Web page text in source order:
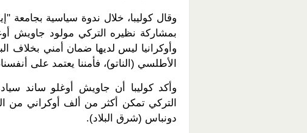
وقال كوليبا، خلال ندوة سياسية بجامعة
وأوكرانيا ليس لديها ضمان أمني بخلاف
الأطلسي (الناتو)، فأمننا يعتمد على
وأكد كوليبا أن جاويش أوغلو ساند
التركي تمكن أكثر من ألف أوكراني من
دونباس (شرق البلاد).